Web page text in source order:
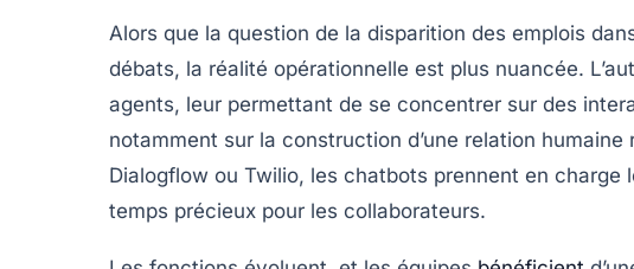
Alors que la question de la disparition des emplois
débats, la réalité opérationnelle est plus nuancée.
agents, leur permettant de se concentrer sur des
notamment sur la construction d’une relation
Dialogflow ou Twilio, les chatbots prennent en charge
temps précieux pour les collaborateurs.